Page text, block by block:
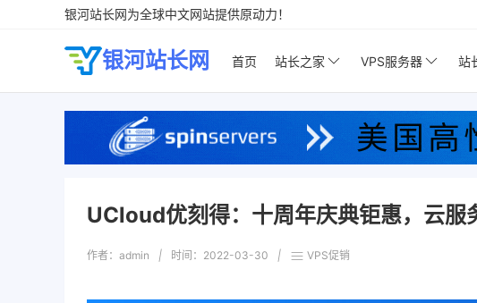
银河站长网为全球中文网站提供原动力！
银河站长网 首页 站长之家 VPS服务器 站
UCloud优刻得：十周年庆典钜惠，云
作者：admin | 时间： 2022-03-30 | VPS促销